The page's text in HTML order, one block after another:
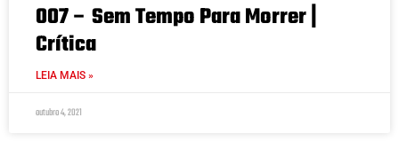
007 – Sem Tempo Para Morrer |
Crítica
LEIA MAIS »
outubro 4, 2021